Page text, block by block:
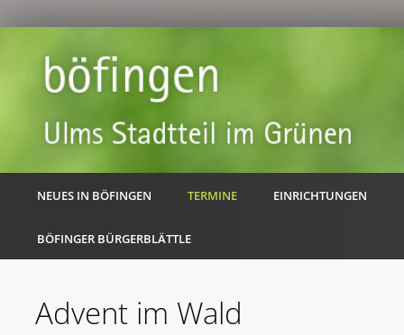
NEUES IN BÖFINGEN TERMINE EINRICHTUNGEN
BÖFINGER BÜRGERBLÄTTLE
Advent im Wald